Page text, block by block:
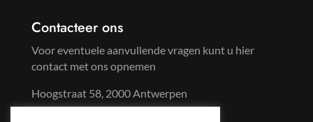
Contacteer ons
Voor eventuele aanvullende vragen kunt u hier
contact met ons opnemen
Hoogstraat 58, 2000 Antwerpen